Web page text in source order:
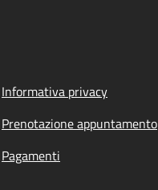
Informativa privacy
Prenotazione appuntamento
Pagamenti